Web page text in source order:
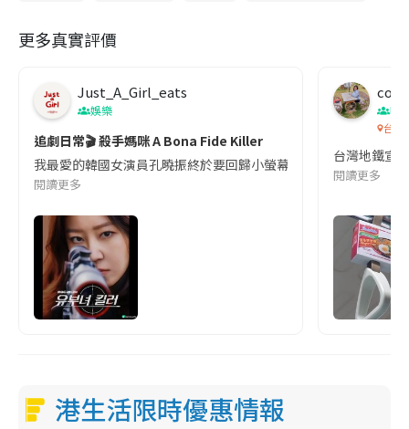
更多真實評價
Just_A_Girl_eats
娛樂
追劇日常🎬 殺手媽咪 A Bona Fide Killer
我最愛的韓國女演員孔曉振終於要回歸小螢幕啦!這次的劇本改編
閱讀更多
co
吹
台灣
台灣地鐵宣
閱讀更多
港生活限時優惠情報